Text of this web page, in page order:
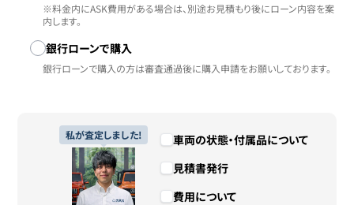
※料金内にASK費用がある場合は、別途お見積もり後にローン内容を案
内します。
銀行ローンで購入
銀行ローンで購入の方は審査通過後に購入申請をお願いしております。
私が査定しました!
車両の状態・付属品について
見積書発行
費用について